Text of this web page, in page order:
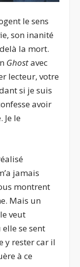
le sens
son inanité
la mort.
Ghostavec
lecteur, votre
si je suis
avoir
le
jamais
montrent
Mais un
veut
se sent
y rester car il
à ce